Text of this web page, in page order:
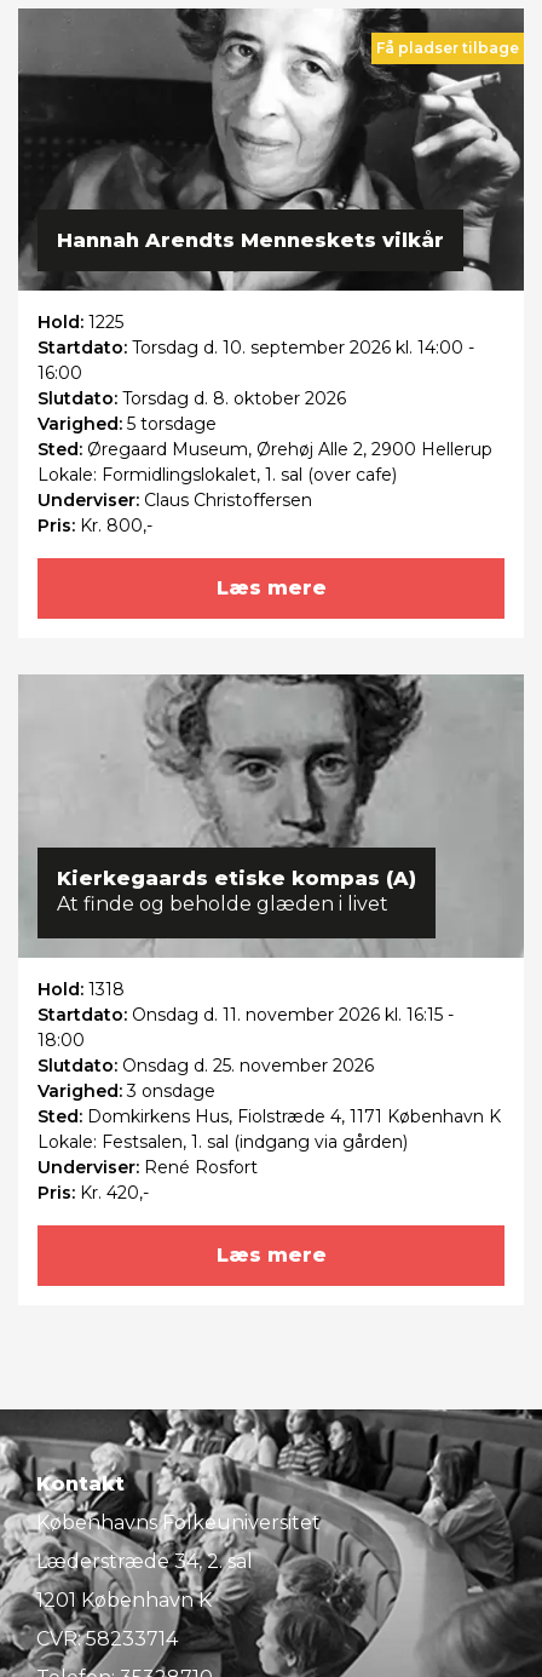
Hannah Arendts Menneskets vilkår
Få pladser tilbage
Hold: 1225
Startdato: Torsdag d. 10. september 2026 kl. 14:00 -
16:00
Slutdato: Torsdag d. 8. oktober 2026
Varighed: 5 torsdage
Sted: Øregaard Museum, Ørehøj Alle 2, 2900 Hellerup
Lokale: Formidlingslokalet, 1. sal (over cafe)
Underviser: Claus Christoffersen
Pris: Kr. 800,-
Læs mere
Kierkegaards etiske kompas (A)
At finde og beholde glæden i livet
Hold: 1318
Startdato: Onsdag d. 11. november 2026 kl. 16:15 -
18:00
Slutdato: Onsdag d. 25. november 2026
Varighed:3 onsdage
Sted: Domkirkens Hus, Fiolstræde 4, 1171 København K
Lokale: Festsalen, 1. sal (indgang via gården)
Underviser: René Rosfort
Pris: Kr. 420,-
Læs mere
Kontakt
Københavns Folkeuniversitet
Læderstræde 34, 2. sal
1201 København K
CVR: 58233714